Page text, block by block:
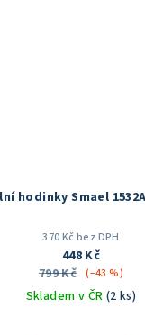
hodinky Smael
370 Kč bez DPH
448 Kč
799 Kč (–43 %)
Skladem v ČR (2 ks)